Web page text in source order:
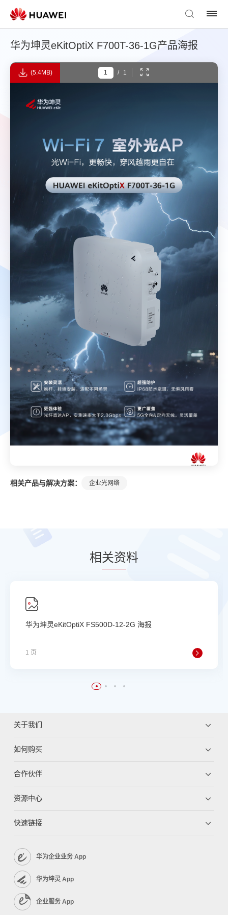
华为坤灵eKitOptiX F700T-36-1G产品海报
相关产品与解决方案： 企业光网络
(5.4MB) / 1
相关资料
华为坤灵eKitOptiX FS500D-12-2G 海报
1 页
关于我们
如何购买
合作伙伴
资源中心
快速链接
华为企业业务 App
华为坤灵 App
企业服务 App